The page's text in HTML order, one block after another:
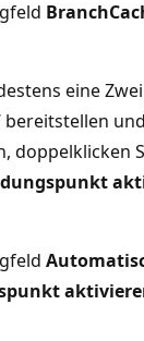
eine
bereitstellen
doppelklicken